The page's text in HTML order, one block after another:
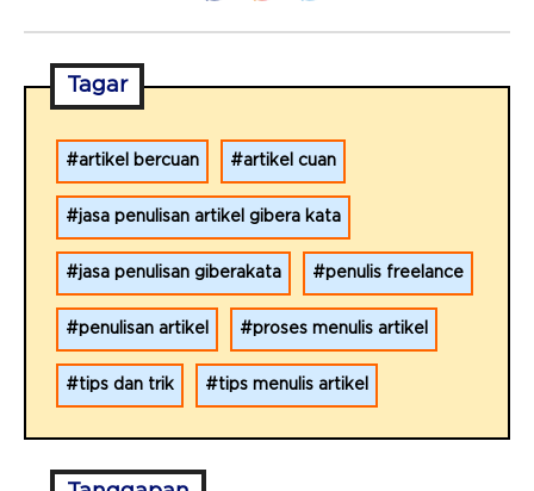
Tagar
artikel bercuan artikel cuan
jasa penulisan artikel gibera kata
jasa penulisan giberakata penulis freelance
penulisan artikel proses menulis artikel
tips dan trik tips menulis artikel